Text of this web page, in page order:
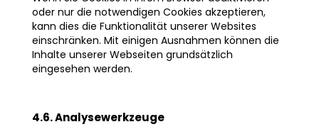
oder nur die notwendigen Cookies akzeptieren,
kann dies die Funktionalität unserer Websites
einschränken. Mit einigen Ausnahmen können die
Inhalte unserer Webseiten grundsätzlich
eingesehen werden.
4.6. Analysewerkzeuge